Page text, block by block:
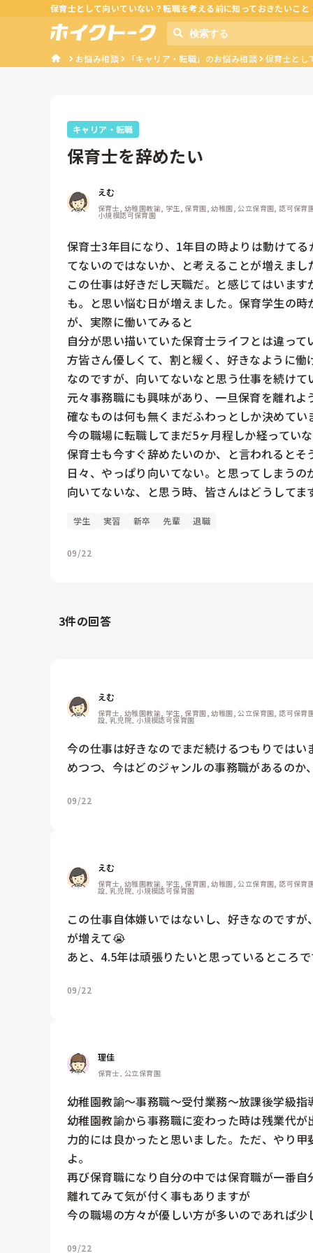
保育士として向いていない？転職を考える前に知っておきたいこと
お悩み相談 「キャリア・転職」のお悩み相談 保育士とし
キャリア・転職
保育士を辞めたい
えむ
保育士, 幼稚園教諭, 学生, 保育園, 幼稚園, 公立保育園, 認可保
小規模認可保育園
保育士3年目になり、1年目の時よりは動けて
てないのではないか、と考えることが増えまし
この仕事は好きだし天職だ。と感じてはいま
も。と思い悩む日が増えました。保育学生の
が、実際に働いてみると
自分が思い描いていた保育士ライフとは違っ
方皆さん優しくて、割と緩く、好きなように働
なのですが、向いてないなと思う仕事を続け
元々事務職にも興味があり、一旦保育を離れ
確なものは何も無くまだふわっとしか決めてい
今の職場に転職してまだ5ヶ月程しか経ってい
保育士も今すぐ辞めたいのか、と言われると
日々、やっぱり向いてない。と思ってしまうの
向いてないな、と思う時、皆さんはどうしてま
学生 実習 新卒 先輩 退職
09/22
3件の回答
えむ
保育士, 幼稚園教諭, 学生, 保育園, 幼稚園, 公立保育園, 認可保
設, 乳児院, 小規模認可保育園
今の仕事は好きなのでまだ続けるつもりでは
09/22
えむ
保育士, 幼稚園教諭, 学生, 保育園, 幼稚園, 公立保育園, 認可保
設, 乳児院, 小規模認可保育園
この仕事自体嫌いではないし、好きなのです
が増えて😭
あと、4.5年は頑張りたいと思っているところ
09/22
理佳
保育士, 公立保育園
幼稚園教諭〜事務職〜受付業務〜放課後学級
幼稚園教諭から事務職に変わった時は残業代
力的には良かったと思いました。ただ、やり
よ。
再び保育職になり自分の中では保育職が一番
離れてみて気が付く事もありますが
09/22